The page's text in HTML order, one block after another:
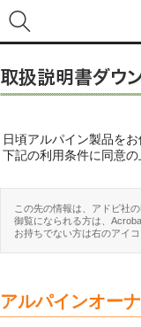
日頃アルパイン製品を
下記の利用条件に同意の
この先の情報は、アドビ社
御覧になられる方は、
お持ちでない方は右のアイ
アルパインオー